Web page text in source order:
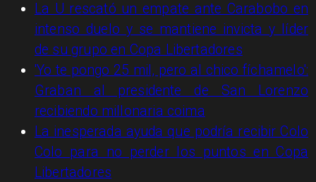
La U rescató un empate ante Carabobo en
intenso duelo y se mantiene invicta y líder
de su grupo en Copa Libertadores
'Yo te pongo 25 mil, pero al chico fíchamelo':
Graban al presidente de San Lorenzo
recibiendo millonaria coima
La inesperada ayuda que podría recibir Colo
Colo para no perder los puntos en Copa
Libertadores